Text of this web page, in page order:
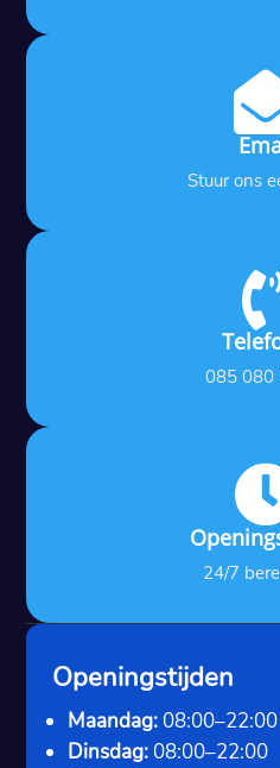
Stuur ons
085 080
24/7
Openingstijden
Maandag: 08:00–22:00
Dinsdag: 08:00–22:00